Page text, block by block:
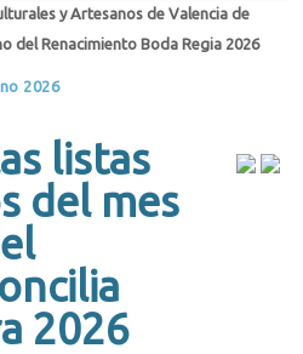
y Artesanos de Valencia de
del Renacimiento Boda Regia 2026
2026
listas
del mes
2026